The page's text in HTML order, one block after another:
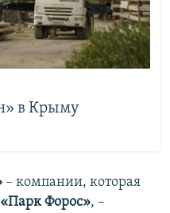
в Крыму
– компании, которая
Форос», –